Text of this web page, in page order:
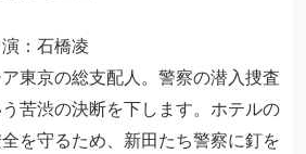
：石橋凌
東京の総支配人。警察の潜入捜査
苦渋の決断を下します。ホテルの
を守るため、新田たち警察に釘を